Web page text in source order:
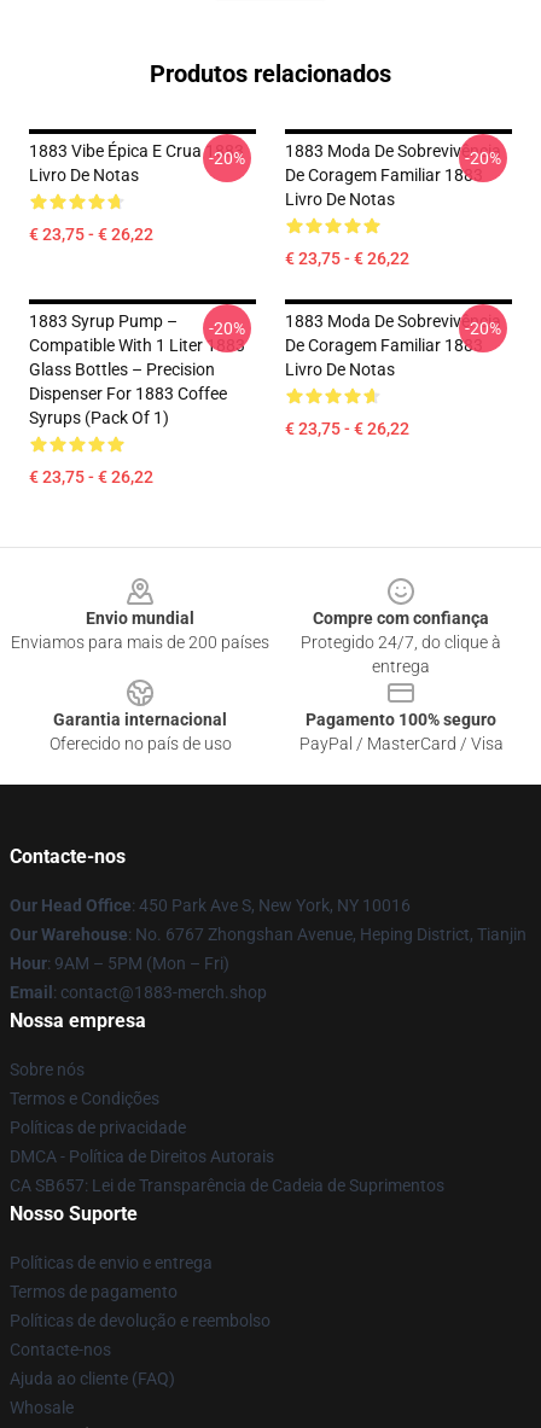
Produtos relacionados
1883 Vibe Épica E Crua 1883
Livro De Notas
€ 23,75 - € 26,22
-20%
1883 Moda De Sobrevivência
De Coragem Familiar 1883
Livro De Notas
€ 23,75 - € 26,22
-20%
1883 Syrup Pump –
Compatible With 1 Liter 1883
Glass Bottles – Precision
Dispenser For 1883 Coffee
Syrups (Pack Of 1)
€ 23,75 - € 26,22
-20%
1883 Moda De Sobrevivência
De Coragem Familiar 1883
Livro De Notas
€ 23,75 - € 26,22
-20%
Envio mundial
Enviamos para mais de 200 países
Compre com confiança
Protegido 24/7, do clique à
entrega
Garantia internacional
Oferecido no país de uso
Pagamento 100% seguro
PayPal / MasterCard / Visa
Contacte-nos
Our Head Office: 450 Park Ave S, New York, NY 10016
Our Warehouse: No. 6767 Zhongshan Avenue, Heping District, Tianjin
Hour: 9AM – 5PM (Mon – Fri)
Email : contact@1883-merch.shop
Nossa empresa
Sobre nós
Termos e Condições
Políticas de privacidade
DMCA - Política de Direitos Autorais
CA SB657: Lei de Transparência de Cadeia de Suprimentos
Nosso Suporte
Políticas de envio e entrega
Termos de pagamento
Políticas de devolução e reembolso
Contacte-nos
Ajuda ao cliente (FAQ)
Whosale